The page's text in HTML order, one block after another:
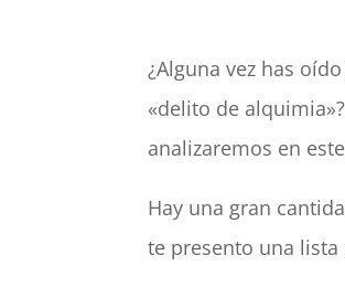
¿Alguna vez has
«delito de
analizaremos en
Hay una gran
te presento una